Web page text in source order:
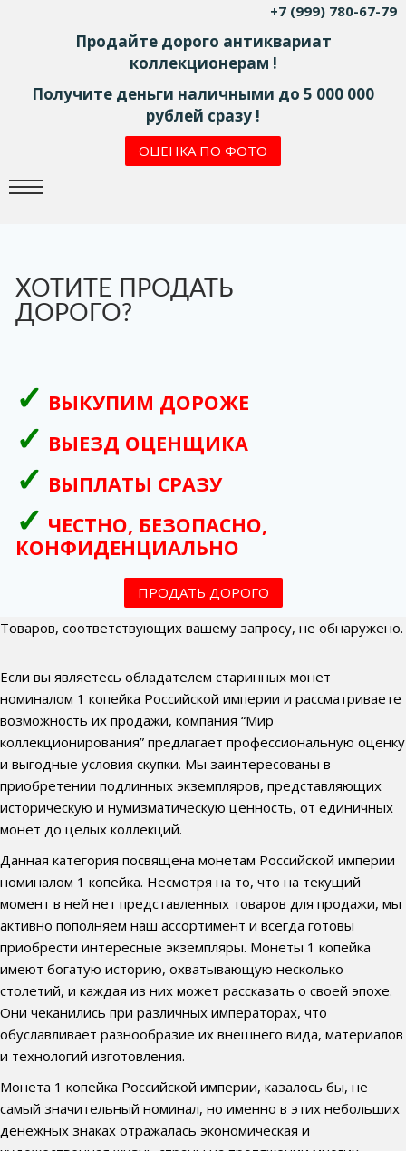
+7 (999) 780-67-79
Продайте дорого антиквариат
коллекционерам !
Получите деньги наличными до 5 000 000
рублей сразу !
ОЦЕНКА ПО ФОТО
ХОТИТЕ ПРОДАТЬ
ДОРОГО?
ВЫКУПИМ ДОРОЖЕ
ВЫЕЗД ОЦЕНЩИКА
ВЫПЛАТЫ СРАЗУ
ЧЕСТНО, БЕЗОПАСНО,
КОНФИДЕНЦИАЛЬНО
ПРОДАТЬ ДОРОГО
Товаров, соответствующих вашему запросу, не обнаружено.
Если вы являетесь обладателем старинных монет
номиналом 1 копейка Российской империи и рассматриваете
возможность их продажи, компания “Мир
коллекционирования” предлагает профессиональную оценку
и выгодные условия скупки. Мы заинтересованы в
приобретении подлинных экземпляров, представляющих
историческую и нумизматическую ценность, от единичных
монет до целых коллекций.
Данная категория посвящена монетам Российской империи
номиналом 1 копейка. Несмотря на то, что на текущий
момент в ней нет представленных товаров для продажи, мы
активно пополняем наш ассортимент и всегда готовы
приобрести интересные экземпляры. Монеты 1 копейка
имеют богатую историю, охватывающую несколько
столетий, и каждая из них может рассказать о своей эпохе.
Они чеканились при различных императорах, что
обуславливает разнообразие их внешнего вида, материалов
и технологий изготовления.
Монета 1 копейка Российской империи, казалось бы, не
самый значительный номинал, но именно в этих небольших
денежных знаках отражалась экономическая и